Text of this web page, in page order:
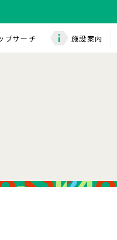
プサーチ 施設案内